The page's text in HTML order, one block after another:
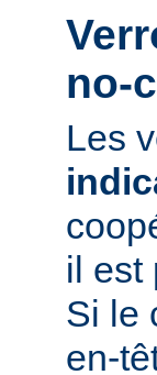
no-
Les
il est
Si le
en-